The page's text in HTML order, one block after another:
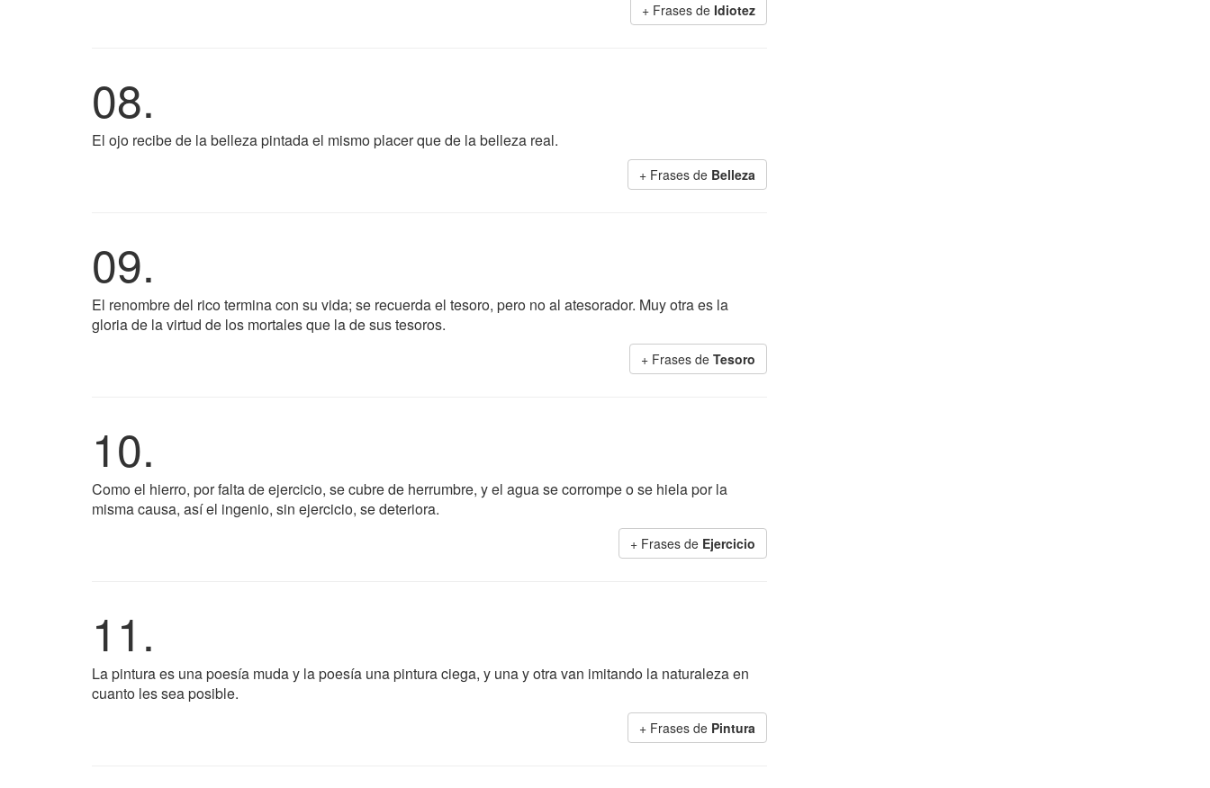
+ Frases de Idiotez
08.
El ojo recibe de la belleza pintada el mismo placer que de la belleza real.
+ Frases de Belleza
09.
El renombre del rico termina con su vida; se recuerda el tesoro, pero no al atesorador. Muy otra es la
gloria de la virtud de los mortales que la de sus tesoros.
+ Frases de Tesoro
10.
Como el hierro, por falta de ejercicio, se cubre de herrumbre, y el agua se corrompe o se hiela por la
misma causa, así el ingenio, sin ejercicio, se deteriora.
+ Frases de Ejercicio
11.
La pintura es una poesía muda y la poesía una pintura ciega, y una y otra van imitando la naturaleza en
cuanto les sea posible.
+ Frases de Pintura